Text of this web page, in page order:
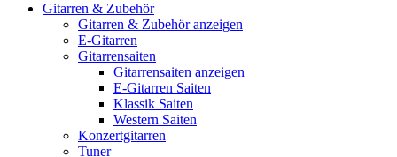
Gitarren & Zubehör
Gitarren & Zubehör anzeigen
E-Gitarren
Gitarrensaiten
Gitarrensaiten anzeigen
E-Gitarren Saiten
Klassik Saiten
Western Saiten
Konzertgitarren
Tuner